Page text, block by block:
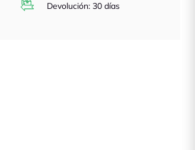
Devolución: 30 días